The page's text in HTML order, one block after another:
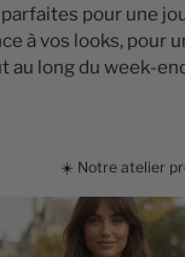
pour une
à vos looks, pour
au long du week-
quelques jours de